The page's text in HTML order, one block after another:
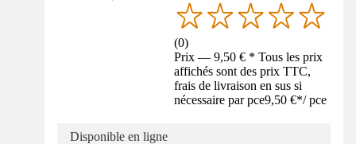
(0)
Prix — 9,50 € * Tous les prix
affichés sont des prix TTC,
frais de livraison en sus si
nécessaire par pce9,50 €*/ pce
Disponible en ligne